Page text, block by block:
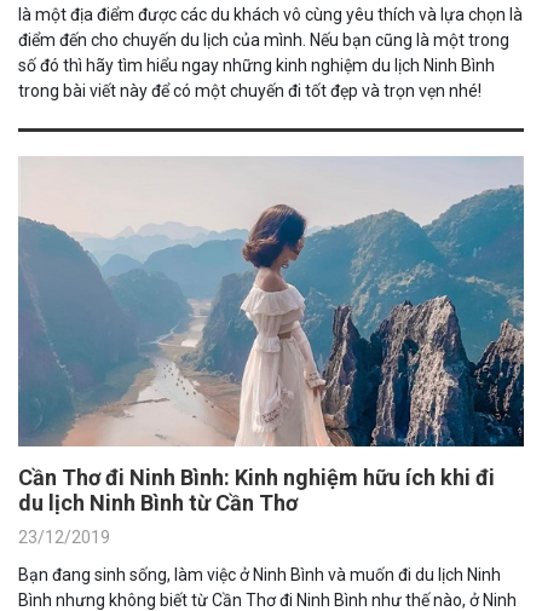
là một địa điểm được các du khách vô cùng yêu thích và lựa chọn là
điểm đến cho chuyến du lịch của mình. Nếu bạn cũng là một trong
số đó thì hãy tìm hiểu ngay những kinh nghiệm du lịch Ninh Bình
trong bài viết này để có một chuyến đi tốt đẹp và trọn vẹn nhé!
Cần Thơ đi Ninh Bình: Kinh nghiệm hữu ích khi đi
du lịch Ninh Bình từ Cần Thơ
23/12/2019
Bạn đang sinh sống, làm việc ở Ninh Bình và muốn đi du lịch Ninh
Bình nhưng không biết từ Cần Thơ đi Ninh Bình như thế nào, ở Ninh